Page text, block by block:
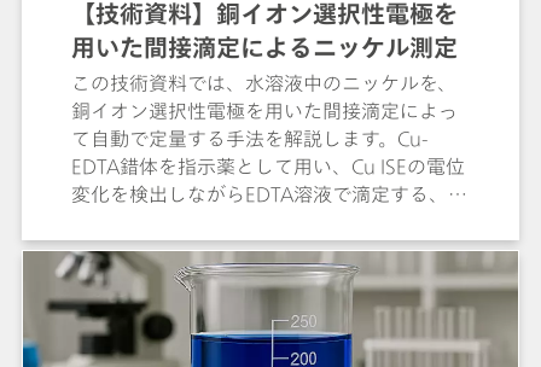
【技術資料】銅イオン選択性電極を
用いた間接滴定によるニッケル測定
この技術資料では、水溶液中のニッケルを、
銅イオン選択性電極を用いた間接滴定によっ
て自動で定量する手法を解説します。Cu-
EDTA錯体を指示薬として用い、Cu ISEの電位
変化を検出しながらEDTA溶液で滴定する、
Processorによる自動滴定システムについても
紹介します。